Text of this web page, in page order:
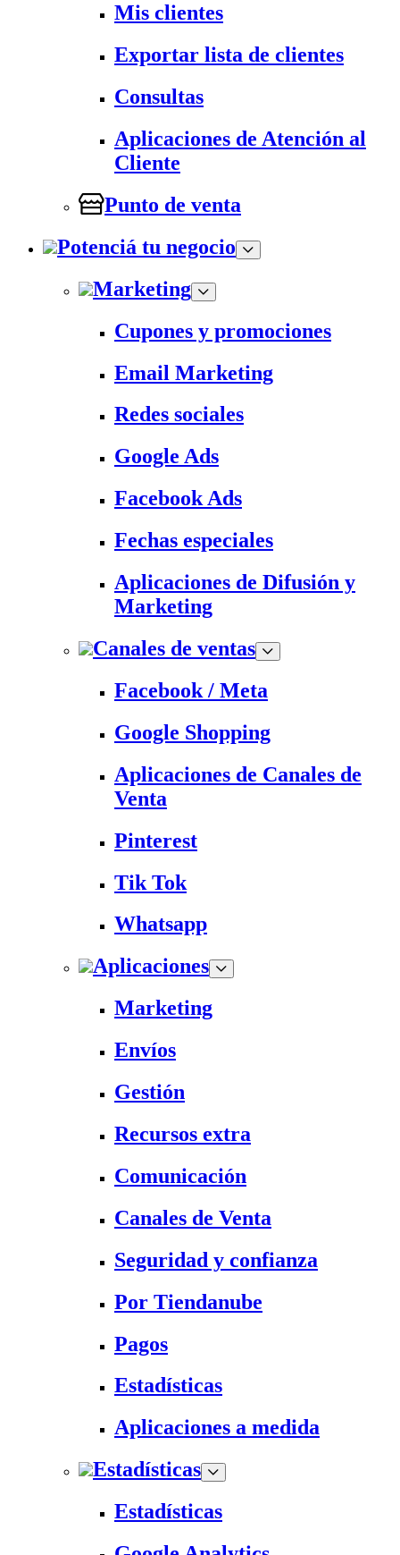
Mis clientes
Exportar lista de clientes
Consultas
Aplicaciones de Atención al
Cliente
Punto de venta
Potenciá tu negocio
Marketing
Cupones y promociones
Email Marketing
Redes sociales
Google Ads
Facebook Ads
Fechas especiales
Aplicaciones de Difusión y
Marketing
Canales de ventas
Facebook / Meta
Google Shopping
Aplicaciones de Canales de
Venta
Pinterest
Tik Tok
Whatsapp
Aplicaciones
Marketing
Envíos
Gestión
Recursos extra
Comunicación
Canales de Venta
Seguridad y confianza
Por Tiendanube
Pagos
Estadísticas
Aplicaciones a medida
Estadísticas
Estadísticas